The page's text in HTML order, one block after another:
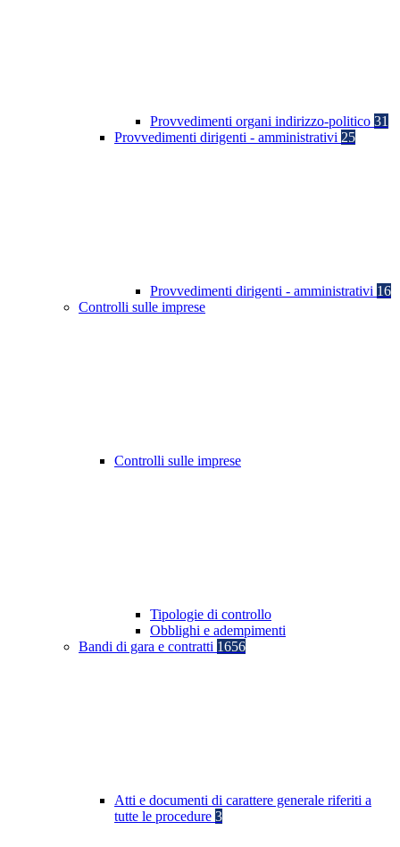
Provvedimenti organi indirizzo-politico 31
Provvedimenti dirigenti - amministrativi 25
Provvedimenti dirigenti - amministrativi 16
Controlli sulle imprese
Controlli sulle imprese
Tipologie di controllo
Obblighi e adempimenti
Bandi di gara e contratti 1656
Atti e documenti di carattere generale riferiti a
tutte le procedure 3